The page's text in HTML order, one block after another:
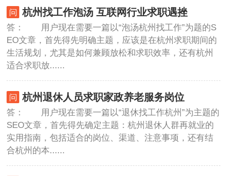
杭州找工作泡汤 互联网行业求职遇挫
答： 用户现在需要一篇以“泡汤杭州找工作”为题的S
EO文章，首先得先明确主题，应该是在杭州求职期间的
生活规划，尤其是如何兼顾放松和求职效率，还有杭州
适合求职放......
杭州退休人员求职家政养老服务岗位
答： 用户现在需要一篇以“退休找工作杭州”为主题的
SEO文章，首先得先确定主题：杭州退休人群再就业的
实用指南，包括适合的岗位、渠道、注意事项，还有结
合杭州的本......